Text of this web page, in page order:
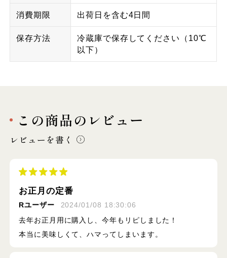
消費期限 出荷日を含む4日間
保存方法
冷蔵庫で保存してください（10℃
以下）
この商品のレビュー
レビューを書く
お正月の定番
Rユーザー
2024/01/08 18:30:06
去年お正月用に購入し、今年もリピしました！
本当に美味しくて、ハマってしまいます。